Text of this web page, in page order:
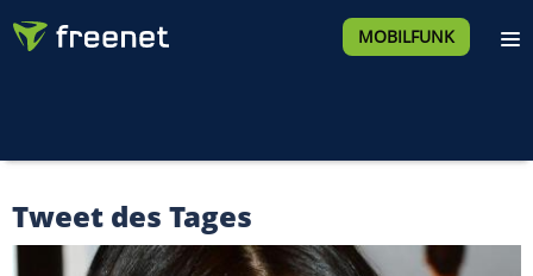
MOBILFUNK
Tweet des Tages